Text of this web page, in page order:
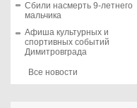
Сбили насмерть 9-летнего
мальчика
Афиша культурных и
спортивных событий
Димитровграда
Все новости